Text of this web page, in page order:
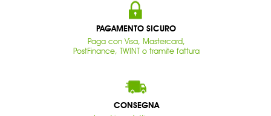
PAGAMENTO SICURO
Paga con Visa, Mastercard,
PostFinance, TWINT o tramite fattura
CONSEGNA